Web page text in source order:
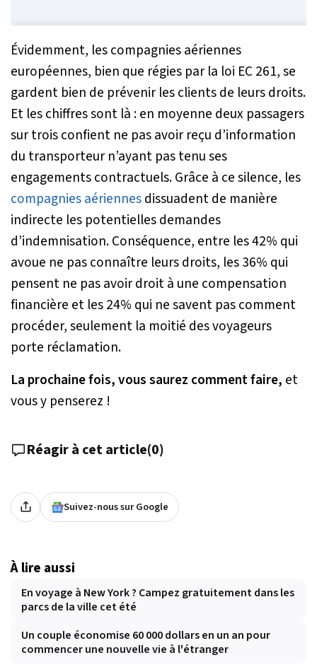
Évidemment, les compagnies aériennes
européennes, bien que régies par la loi EC 261, se
gardent bien de prévenir les clients de leurs droits.
Et les chiffres sont là : en moyenne deux passagers
sur trois confient ne pas avoir reçu d’information
du transporteur n’ayant pas tenu ses
engagements contractuels. Grâce à ce silence, les
compagnies aériennesdissuadent de manière
indirecte les potentielles demandes
d’indemnisation. Conséquence, entre les 42% qui
avoue ne pas connaître leurs droits, les 36% qui
pensent ne pas avoir droit à une compensation
financière et les 24% qui ne savent pas comment
procéder, seulement la moitié des voyageurs
porte réclamation.
La prochaine fois, vous saurez comment faire, et
vous y penserez !
Réagir à cet article(0)
Suivez-nous sur Google
À lire aussi
En voyage à New York ? Campez gratuitement dans les
parcs de la ville cet été
Un couple économise 60 000 dollars en un an pour
commencer une nouvelle vie à l'étranger